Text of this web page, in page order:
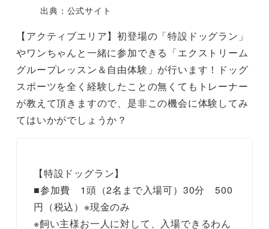
出典：公式サイト
【アクティブエリア】初登場の「特設ドッグラン」
やワンちゃんと一緒に参加できる「エクストリーム
グループレッスン＆自由体験」が行います！ドッグ
スポーツを全く経験したことの無くてもトレーナー
が教えて頂きますので、是非この機会に体験してみ
てはいかがでしょうか？
【特設ドッグラン】
■参加費 1頭（2名まで入場可）30分 500
円（税込）※現金のみ
※飼い主様お一人に対して、入場できるわん